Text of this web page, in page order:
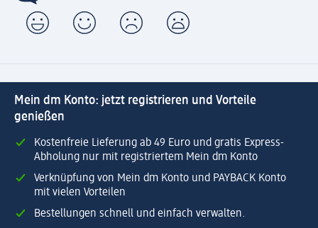
Mein dm Konto: jetzt registrieren und Vorteile
genießen
Kostenfreie Lieferung ab 49 Euro und gratis Express-
Abholung nur mit registriertem Mein dm Konto
Verknüpfung von Mein dm Konto und PAYBACK Konto
mit vielen Vorteilen
Bestellungen schnell und einfach verwalten.